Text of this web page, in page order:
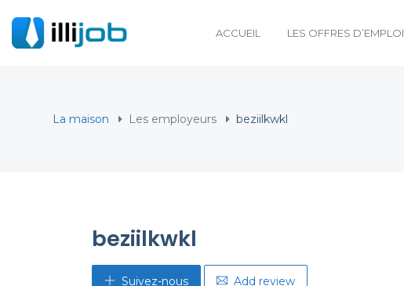
ACCUEIL LES OFFRES D’EMPLOI
La maison Les employeurs beziilkwkl
beziilkwkl
Suivez-nous Add review